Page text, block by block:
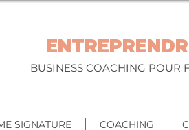
BUSINESS COACHING POUR
SIGNATURE COACHING